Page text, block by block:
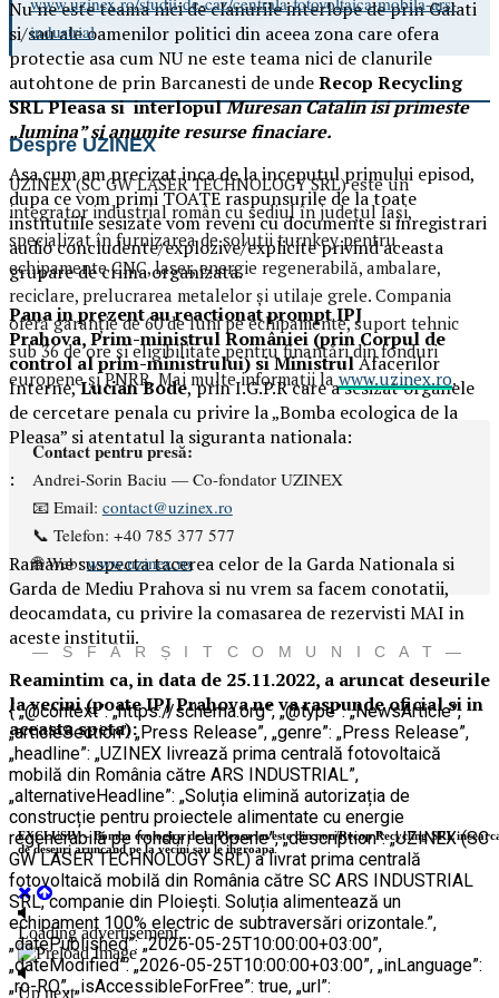
Nu ne este teama nici de clanurile interlope de prin Galati
si/sau ale oamenilor politici din aceea zona care ofera
protectie asa cum NU ne este teama nici de clanurile
autohtone de prin Barcanesti de undeRecop Recycling
SRL Pleasa si interlopulMuresan Catalin isi primeste
„lumina” si anumite resurse finaciare.
Asa cum am precizat inca de la inceputul primului episod,
dupa ce vom primi TOATE raspunsurile de la toate
institutiile sesizate vom reveni cu documente si inregistrari
audio concludente/explozive/explicite privind aceasta
grupare de crima organizata.
Pana in prezent au reactionat prompt IPJ
Prahova,Prim-ministrul României (prinCorpul de
control al prim-ministrului) siMinistrulAfacerilor
Interne,Lucian Bode, prin I.G.P.R care a sesizat organele
de cercetare penala cu privire la „Bomba ecologica de la
Pleasa” si atentatul la siguranta nationala:
:
Ramane suspecta tacerea celor de la Garda Nationala si
Garda de Mediu Prahova si nu vrem sa facem conotatii,
deocamdata, cu privire la comasarea de rezervisti MAI in
aceste institutii.
Reamintim ca, in data de 25.11.2022, a aruncat deseurile
la vecini (poate IPJ Prahova ne va raspunde oficial si in
aceasta speta):
industrial
Despre UZINEX
UZINEX (SC GW LASER TECHNOLOGY SRL) este un
integrator industrial român cu sediul în județul Iași,
specializat în furnizarea de soluții turnkey pentru
echipamente CNC, laser, energie regenerabilă, ambalare,
reciclare, prelucrarea metalelor și utilaje grele. Compania
oferă garanție de 60 de luni pe echipamente, suport tehnic
sub 36 de ore și eligibilitate pentru finanțări din fonduri
europene și PNRR. Mai multe informații la www.uzinex.ro.
Contact pentru presă:
Andrei-Sorin Baciu — Co-fondator UZINEX
📧 Email: contact@uzinex.ro
📞 Telefon: +40 785 377 577
🌐 Web:www.uzinex.ro
— S F Â R Ș I T C O M U N I C A T —
{ „@context”: „https://schema.org”, „@type”: „NewsArticle”,
„articleSection”: „Press Release”, „genre”: „Press Release”,
„headline”: „UZINEX livrează prima centrală fotovoltaică
mobilă din România către ARS INDUSTRIAL”,
„alternativeHeadline”: „Soluția elimină autorizația de
construcție pentru proiectele alimentate cu energie
regenerabilă pe fonduri europene”, „description”: „UZINEX (SC
GW LASER TECHNOLOGY SRL) a livrat prima centrală
fotovoltaică mobilă din România către SC ARS INDUSTRIAL
SRL, companie din Ploiești. Soluția alimentează un
echipament 100% electric de subtraversări orizontale.”,
„datePublished”: „2026-05-25T10:00:00+03:00”,
„dateModified”: „2026-05-25T10:00:00+03:00”, „inLanguage”:
„ro-RO”, „isAccessibleForFree”: true, „url”: